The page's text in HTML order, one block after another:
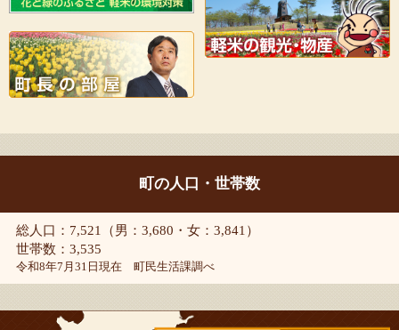
町の人口・世帯数
総人口：7,521（男：3,680・女：3,841）
世帯数：3,535
令和8年7月31日現在 町民生活課調べ